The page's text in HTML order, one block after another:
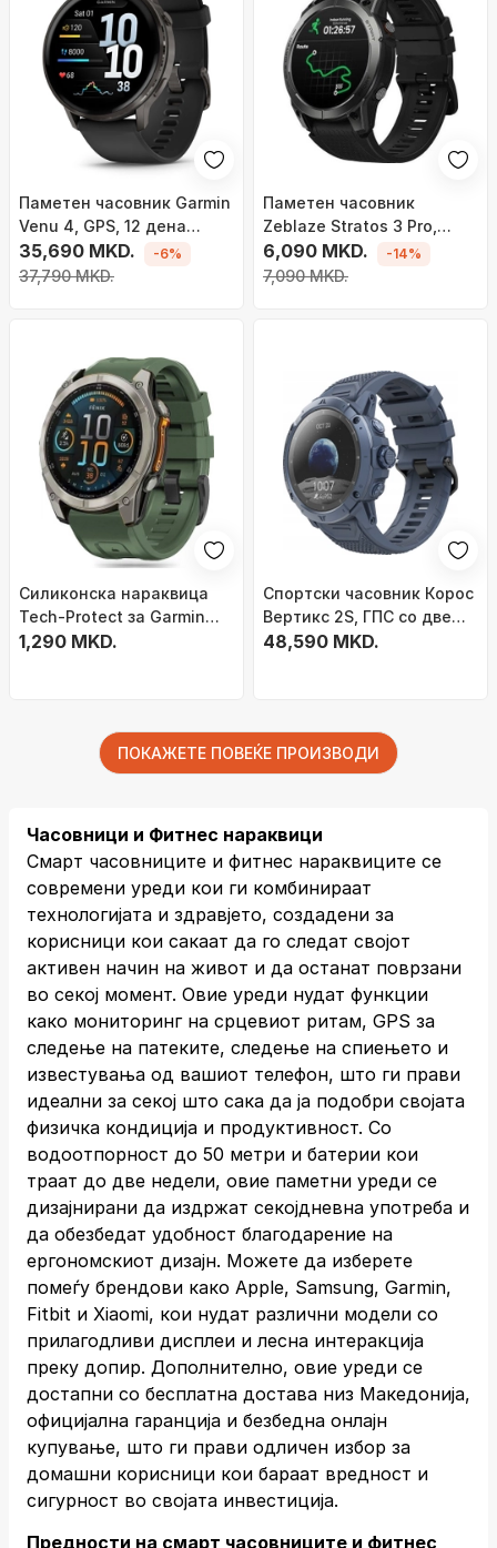
Паметен часовник Garmin
Venu 4, GPS, 12 дена
батерија, сребрен
35,690 MKD.
37,790 MKD.
-6%
Паметен часовник
Zeblaze Stratos 3 Pro,
1.43&quot; AMOLED, GPS,
со Bluetooth повици
6,090 MKD.
7,090 MKD.
-14%
Силиконска нараквица
Tech-Protect за Garmin
Fenix 5S 5S Plus 6S 6S Pro
1,290 MKD.
Спортски часовник Кoрос
Вертикс 2S, ГПС со две
фреквенции, долготрајна
48,590 MKD.
ПОКАЖЕТЕ ПОВЕЌЕ ПРОИЗВОДИ
Часовници и Фитнес нараквици
Смарт часовниците и фитнес нараквиците се
современи уреди кои ги комбинираат
технологијата и здравјето, создадени за
корисници кои сакаат да го следат својот
активен начин на живот и да останат поврзани
во секој момент. Овие уреди нудат функции
како мониторинг на срцевиот ритам, GPS за
следење на патеките, следење на спиењето и
известувања од вашиот телефон, што ги прави
идеални за секој што сака да ја подобри својата
физичка кондиција и продуктивност. Со
водоотпорност до 50 метри и батерии кои
траат до две недели, овие паметни уреди се
дизајнирани да издржат секојдневна употреба и
да обезбедат удобност благодарение на
ергономскиот дизајн. Можете да изберете
помеѓу брендови како Apple, Samsung, Garmin,
Fitbit и Xiaomi, кои нудат различни модели со
прилагодливи дисплеи и лесна интеракција
преку допир. Дополнително, овие уреди се
достапни со бесплатна достава низ Македонија,
официјална гаранција и безбедна онлајн
купување, што ги прави одличен избор за
домашни корисници кои бараат вредност и
сигурност во својата инвестиција.
Предности на смарт часовниците и фитнес